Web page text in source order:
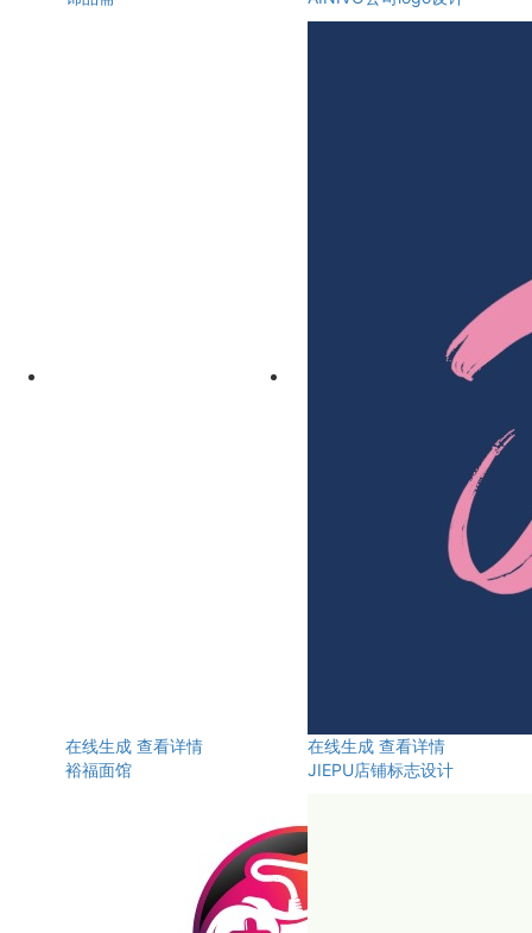
在线生成 查看详情
裕福面馆
在线生成 查看详情
JIEPU店铺标志设计